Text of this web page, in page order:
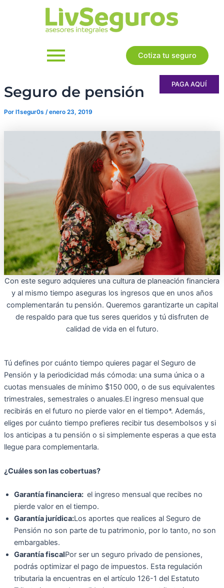
Cotiza tu seguro
PAGA AQUÍ
Seguro de pensión
Por l1segur0s /enero 23, 2019
Con este seguro adquieres una cultura de planeación financiera
y al mismo tiempo aseguras los ingresos que en unos años
complementarán tu pensión.​ Queremos garantizarte un capital
de respaldo para que tus seres queridos y tú disfruten de
calidad de vida en el futuro.
Tú defines por cuánto tiempo quieres pagar el Seguro de
Pensión y la periodicidad más cómoda: una suma única o a
cuotas mensuales de mínimo $150 000, o de sus equivalentes
trimestrales, semestrales o anuales.El ingreso mensual que
recibirás en el futuro no pierde v​alor en el tiempo*. Además,
eliges por cuánto tiempo prefieres recibir tus desembolsos y si
los anticipas a tu pensión o si simplemente esperas a que esta
llegue para complementarla.
¿Cuáles son las cobertuas?
Garantía financiera: el ingreso mensual que recibes no
pierde valor en el tiempo.
Garantía jurídica:Los aportes que realices al Seguro de
Pensión no son parte de tu patrimonio, por lo tanto, no son
embargables.
Garantía fiscalPor ser un seguro privado de pensiones,
podrás optimizar el pago de impuestos. Esta regulación
tributaria la encuentras en el artículo 126-1 del Estatuto